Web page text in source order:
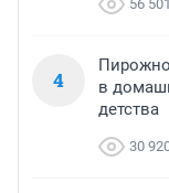
56 501
4
в
детства
30